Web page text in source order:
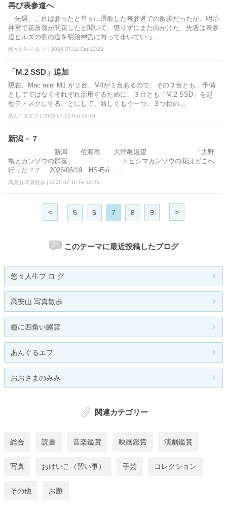
再び表参道へ
先週、これは参ったと草々に退散した表参道での散歩だったが、明治
神宮で花菖蒲が開花したと聞いて、懲りずにまた出かけた。先週は表参
道ヒルズの側の道を明治神宮に向って歩いていっ...
悠々人生ブ ロ グ | 2026.07.11 Sat 12:22
「M.2 SSD」追加
現在、Mac mini M1 が２台、M4が１台あるので、その３台とも、予備
としてではなくそれぞれ活用するために、３台とも「M.2 SSD」を起
動ディスクにすることにして、新しくもう一つ、３つ目の...
あんぐるエフ | 2026.07.11 Sat 02:10
新潟－７
新潟 佐渡島 大野亀遠望 「大野
亀とカンゾウの群落」 トビシマカンゾウの花はどこへ
行った？？ 2026/06/19 HS-Exi ...
高安山 写真散歩 | 2026.07.10 Fri 16:25
< 5 6 7 8 9 >
このテーマに最近投稿したブログ
悠々人生ブ ロ グ
高安山 写真散歩
瞳に四角い鰯雲
あんぐるエフ
おおさまのみみ
関連カテゴリー
総合 読書 音楽鑑賞 映画鑑賞 演劇鑑賞
写真 おけいこ（習い事） 手芸 コレクション
その他 お題